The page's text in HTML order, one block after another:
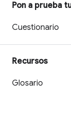
Pon a prueba
Cuestionario
Recursos
Glosario